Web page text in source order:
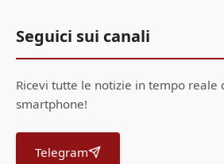
Seguici sui canali
Ricevi tutte le notizie in tempo
smartphone!
Telegram